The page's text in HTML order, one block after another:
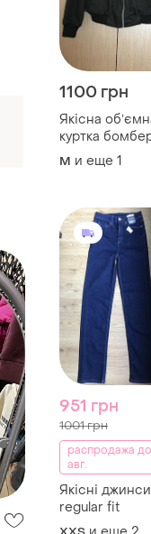
1100 грн
Якісна
куртка
M и еще 1
951 грн
1001 грн
распродажа
авг.
Якісні джинси
regular fit